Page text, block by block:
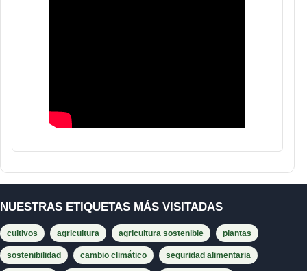
NUESTRAS ETIQUETAS MÁS VISITADAS
cultivos agricultura agricultura sostenible plantas
sostenibilidad cambio climático seguridad alimentaria